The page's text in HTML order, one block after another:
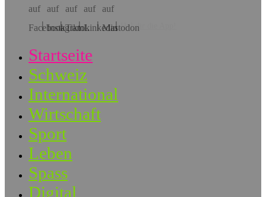
Hol dir die App!
Startseite
Schweiz
International
Wirtschaft
Sport
Leben
Spass
Digital